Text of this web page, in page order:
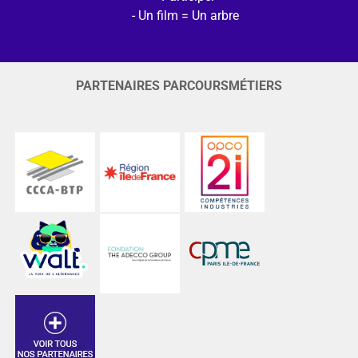
Un film = Un arbre
PARTENAIRES PARCOURSMÉTIERS